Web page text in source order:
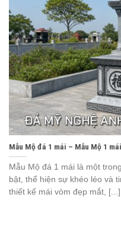
Mẫu Mộ đá 1 mái – Mẫu Mộ 1
Mẫu Mộ đá 1 mái là một
bật, thể hiện sự khéo léo và
thiết kế mái vòm đẹp mắt, [...]